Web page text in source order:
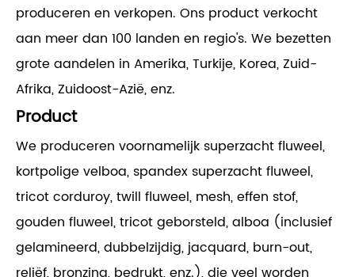
produceren en verkopen. Ons product verkocht
aan meer dan 100 landen en regio's. We bezetten
grote aandelen in Amerika, Turkije, Korea, Zuid-
Afrika, Zuidoost-Azië, enz.
Product
We produceren voornamelijk superzacht fluweel,
kortpolige velboa, spandex superzacht fluweel,
tricot corduroy, twill fluweel, mesh, effen stof,
gouden fluweel, tricot geborsteld, alboa (inclusief
gelamineerd, dubbelzijdig, jacquard, burn-out,